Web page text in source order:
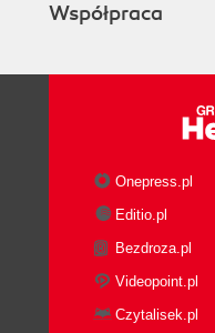
Współpraca
Onepress.pl
Editio.pl
Bezdroza.pl
Videopoint.pl
Czytalisek.pl